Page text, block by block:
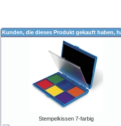
Kunden, die dieses Produkt gekauft haben,
Stempelkissen 7-farbig